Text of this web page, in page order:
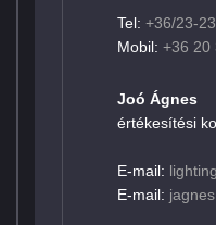
Tel: +36/23-
Mobil: +36 20
Joó Ágnes
értékesítési
E-mail:
E-mail: